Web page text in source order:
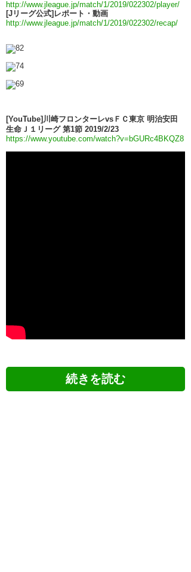
http://www.jleague.jp/match/1/2019/022302/player/
[Jリーグ公式]レポート・動画
http://www.jleague.jp/match/1/2019/022302/recap/
[YouTube]川崎フロンターレvsＦＣ東京 明治安田
生命Ｊ１リーグ 第1節 2019/2/23
https://www.youtube.com/watch?v=bGURc4BKQZ8